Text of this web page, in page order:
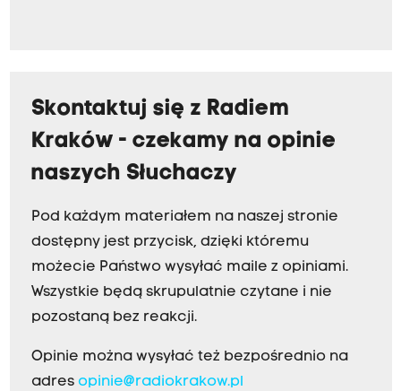
Skontaktuj się z Radiem
Kraków - czekamy na opinie
naszych Słuchaczy
Pod każdym materiałem na naszej stronie
dostępny jest przycisk, dzięki któremu
możecie Państwo wysyłać maile z opiniami.
Wszystkie będą skrupulatnie czytane i nie
pozostaną bez reakcji.
Opinie można wysyłać też bezpośrednio na
adres opinie@radiokrakow.pl